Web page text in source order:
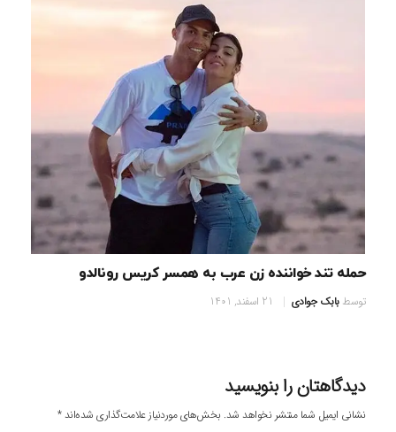
حمله تند خواننده زن عرب به همسر کریس رونالدو
توسطبابک جوادی 21 اسفند, 1401
دیدگاهتان را بنویسید
نشانی ایمیل شما منتشر نخواهد شد. بخش‌های موردنیاز علامت‌گذاری شده‌اند*